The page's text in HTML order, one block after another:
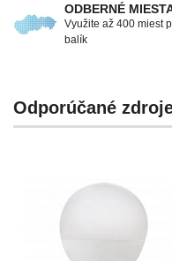
ODBERNÉ
Využite až 400 miest
balík
Odporúčané